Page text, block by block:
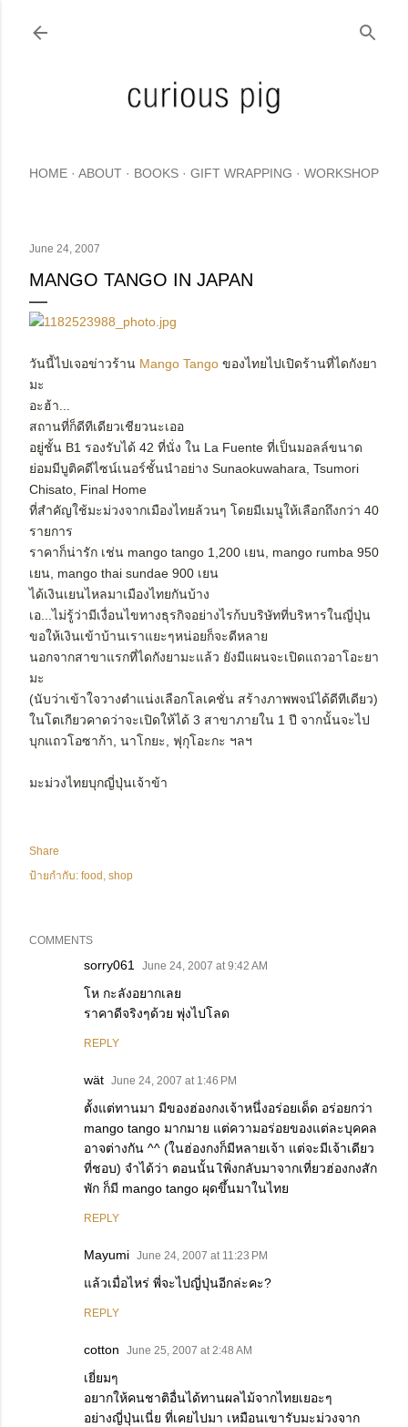
HOME ABOUT BOOKS GIFT WRAPPING WORKSHOP
June 24, 2007
MANGO TANGO IN JAPAN
วันนี้ไปเจอข่าวร้าน Mango Tango ของไทยไปเปิดร้านที่ไดกังยา
มะ
อะฮ้า...
สถานที่ก็ดีทีเดียวเชียวนะเออ
อยู่ชั้น B1 รองรับได้ 42 ที่นั่ง ใน La Fuente ที่เป็นมอลล์ขนาด
ย่อมมีบูติคดีไซน์เนอร์ชั้นนำอย่าง Sunaokuwahara, Tsumori
Chisato, Final Home
ที่สำคัญใช้มะม่วงจากเมืองไทยล้วนๆ โดยมีเมนูให้เลือกถึงกว่า 40
รายการ
ราคาก็น่ารัก เช่น mango tango 1,200 เยน, mango rumba 950
เยน, mango thai sundae 900 เยน
ได้เงินเยนไหลมาเมืองไทยกันบ้าง
เอ...ไม่รู้ว่ามีเงื่อนไขทางธุรกิจอย่างไรก้บบริษัทที่บริหารในญี่ปุ่น
ขอให้เงินเข้าบ้านเราแยะๆหน่อยก็จะดีหลาย
นอกจากสาขาแรกที่ไดกังยามะแล้ว ยังมีแผนจะเปิดแถวอาโอะยา
มะ
(นับว่าเข้าใจวางตำแน่งเลือกโลเคชั่น สร้างภาพพจน์ได้ดีทีเดียว)
ในโตเกียวคาดว่าจะเปิดให้ได้ 3 สาขาภายใน 1 ปี จากนั้นจะไป
บุกแถวโอซาก้า, นาโกยะ, ฟุกุโอะกะ ฯลฯ
มะม่วงไทยบุกญี่ปุ่นเจ้าข้า
Share
ป้ายกำกับ: food shop
COMMENTS
sorry061 June 24, 2007 at 9:42 AM
โห กะลังอยากเลย
ราคาดีจริงๆด้วย พุ่งไปโลด
REPLY
wät June 24, 2007 at 1:46 PM
ตั้งแต่ทานมา มีของฮ่องกงเจ้าหนึ่งอร่อยเด็ด อร่อยกว่า
mango tango มากมาย แต่ความอร่อยของแต่ละบุคคล
อาจต่างกัน ^^ (ในฮ่องกงก็มีหลายเจ้า แต่จะมีเจ้าเดียว
ที่ชอบ) จำได้ว่า ตอนนั้น เิพิ่งกลับมาจากเที่ยวฮ่องกงสัก
พัก ก็มี mango tango ผุดขึ้นมาในไทย
REPLY
Mayumi June 24, 2007 at 11:23 PM
แล้วเมื่อไหร่ พี่จะไปญี่ปุ่นอีกล่ะคะ?
REPLY
cotton June 25, 2007 at 2:48 AM
เยี่ยมๆ
อยากให้คนชาติอื่นได้ทานผลไม้จากไทยเยอะๆ
อย่างญี่ปุ่นเนี่ย ที่เคยไปมา เหมือนเขารับมะม่วงจาก